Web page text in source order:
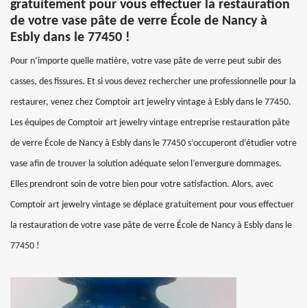
gratuitement pour vous effectuer la restauration
de votre vase pâte de verre École de Nancy à
Esbly dans le 77450 !
Pour n’importe quelle matière, votre vase pâte de verre peut subir des
casses, des fissures. Et si vous devez rechercher une professionnelle pour la
restaurer, venez chez Comptoir art jewelry vintage à Esbly dans le 77450.
Les équipes de Comptoir art jewelry vintage entreprise restauration pâte
de verre École de Nancy à Esbly dans le 77450 s’occuperont d’étudier votre
vase afin de trouver la solution adéquate selon l’envergure dommages.
Elles prendront soin de votre bien pour votre satisfaction. Alors, avec
Comptoir art jewelry vintage se déplace gratuitement pour vous effectuer
la restauration de votre vase pâte de verre École de Nancy à Esbly dans le
77450 !